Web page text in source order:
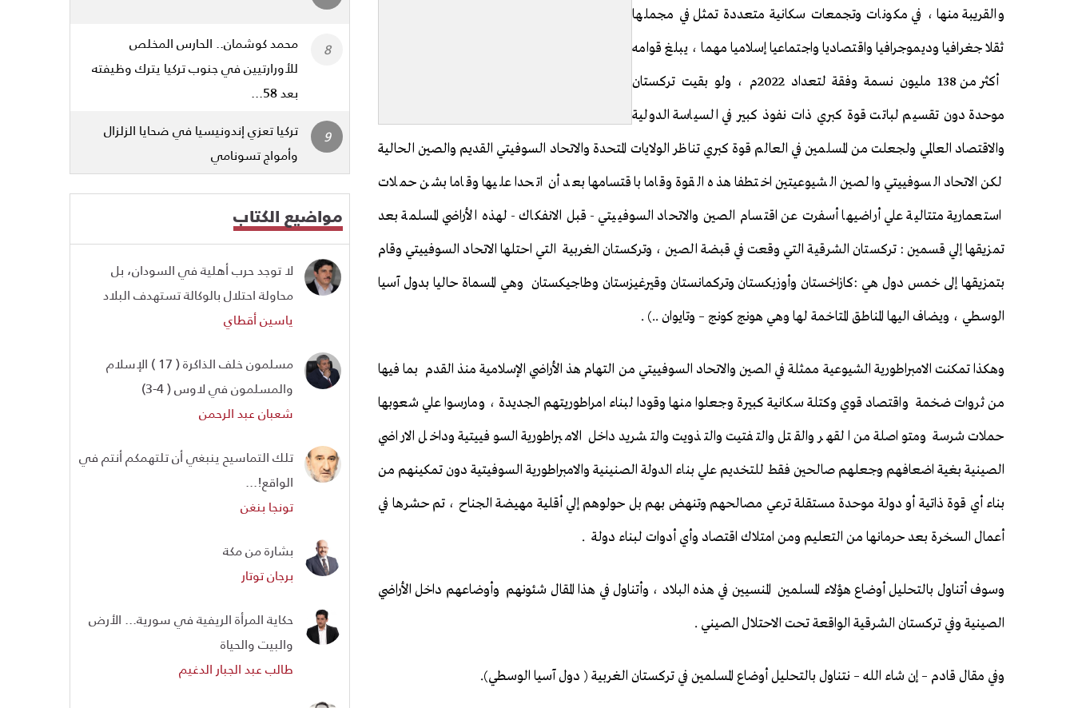
والقريبة منها ، في مكونات وتجمعات سكانية متعددة تمثل في مجملها
ثقلا جغرافيا وديموجرافيا واقتصاديا واجتماعيا إسلاميا مهما ، يبلغ قوامه
أكثر من 138 مليون نسمة وفقة لتعداد 2022م ، ولو بقيت تركستان
موحدة دون تقسيم لباتت قوة كبري ذات نفوذ كبير في السياسة الدولية
والاقتصاد العالمي ولجعلت من المسلمين في العالم قوة كبري تناظر الولايات المتحدة والاتحاد السوفيتي القديم والصين الحالية
لكن الاتحاد السوفييتي والصين الشيوعيتين اختطفا هذه القوة وقاما باقتسامها بعد أن اتحدا عليها وقاما بشن حملات
استعمارية متتالية علي أراضيها أسفرت عن اقتسام الصين والاتحاد السوفييتي - قبل الانفكاك - لهذه الأراضي المسلمة بعد
تمزيقها إلي قسمين : تركستان الشرقية التي وقعت في قبضة الصين ، وتركستان الغربية التي احتلها الاتحاد السوفييتي وقام
بتمزيقها إلى خمس دول هي :كازاخستان وأوزبكستان وتركمانستان وقيرغيزستان وطاجيكستان وهي المسماة حاليا بدول آسيا
الوسطي ، ويضاف اليها المناطق المتاخمة لها وهي هونج كونج – وتايوان ..) .
وهكذا تمكنت الامبراطورية الشيوعية ممثلة في الصين والاتحاد السوفييتي من التهام هذ الأراضي الإسلامية منذ القدم بما فيها
من ثروات ضخمة واقتصاد قوي وكتلة سكانية كبيرة وجعلوا منها وقودا لبناء امراطوريتهم الجديدة ، ومارسوا علي شعوبها
حملات شرسة ومتواصلة من القهر والقتل والتفتيت والتذويت والتشريد داخل الامبراطورية السوفييتية وداخل الاراضي
الصينية بغية اضعافهم وجعلهم صالحين فقط للتخديم علي بناء الدولة الصنينية والامبراطورية السوفيتية دون تمكينهم من
بناء أي قوة ذاتية أو دولة موحدة مستقلة ترعي مصالحهم وتنهض بهم بل حولوهم إلي أقلية مهيضة الجناح ، تم حشرها في
أعمال السخرة بعد حرمانها من التعليم ومن امتلاك اقتصاد وأي أدوات لبناء دولة .
وسوف أتناول بالتحليل أوضاع هؤلاء المسلمين المنسيين في هذه البلاد ، وأتناول في هذا المقال شئونهم وأوضاعهم داخل الأراضي
الصينية وفي تركستان الشرقية الواقعة تحت الاحتلال الصيني .
وفي مقال قادم – إن شاء الله – نتناول بالتحليل أوضاع المسلمين في تركستان الغربية ( دول آسيا الوسطي).
محمد كوشمان.. الحارس المخلص
للأورارتيين في جنوب تركيا يترك وظيفته
بعد 58...
تركيا تعزي إندونيسيا في ضحايا الزلزال
وأمواج تسونامي
مواضيع الكتاب
لا توجد حرب أهلية في السودان، بل
محاولة احتلال بالوكالة تستهدف البلاد
ياسين أقطاي
مسلمون خلف الذاكرة ( 17 ) الإسلام
والمسلمون في لاوس ( 4-3)
شعبان عبد الرحمن
تلك التماسيح ينبغي أن تلتهمكم أنتم في
الواقع!...
تونجا بنغن
بشارة من مكة
برجان توتار
حكاية المرأة الريفية في سورية... الأرض
والبيت والحياة
طالب عبد الجبار الدغيم